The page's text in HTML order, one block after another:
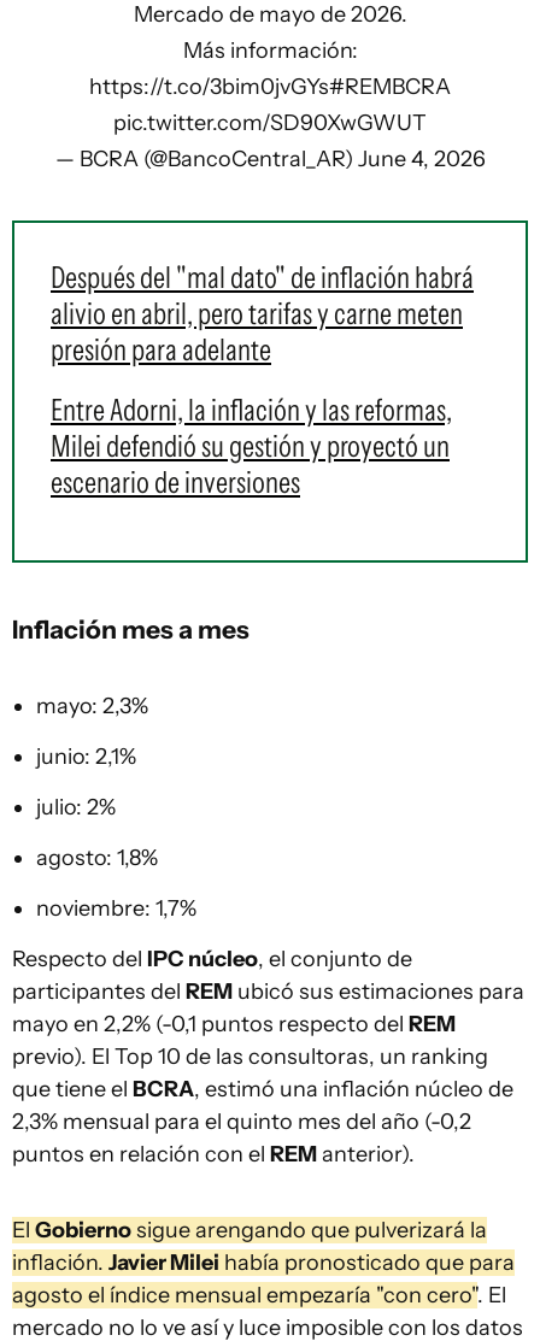
Mercado de mayo de 2026.
Más información:
https://t.co/3bim0jvGYs#REMBCRA
pic.twitter.com/SD90XwGWUT
— BCRA (@BancoCentral_AR) June 4, 2026
Después del "mal dato" de inflación habrá
alivio en abril, pero tarifas y carne meten
presión para adelante
Entre Adorni, la inflación y las reformas,
Milei defendió su gestión y proyectó un
escenario de inversiones
Inflación mes a mes
mayo: 2,3%
junio: 2,1%
julio: 2%
agosto: 1,8%
noviembre: 1,7%
Respecto del IPC núcleo, el conjunto de
participantes del REM ubicó sus estimaciones para
mayo en 2,2% (-0,1 puntos respecto del REM
previo). El Top 10 de las consultoras, un ranking
que tiene el BCRA, estimó una inflación núcleo de
2,3% mensual para el quinto mes del año (-0,2
puntos en relación con el REManterior).
El Gobiernosigue arengando que pulverizará la
inflación. Javier Milei había pronosticado que para
agosto el índice mensual empezaría "con cero". El
mercado no lo ve así y luce imposible con los datos